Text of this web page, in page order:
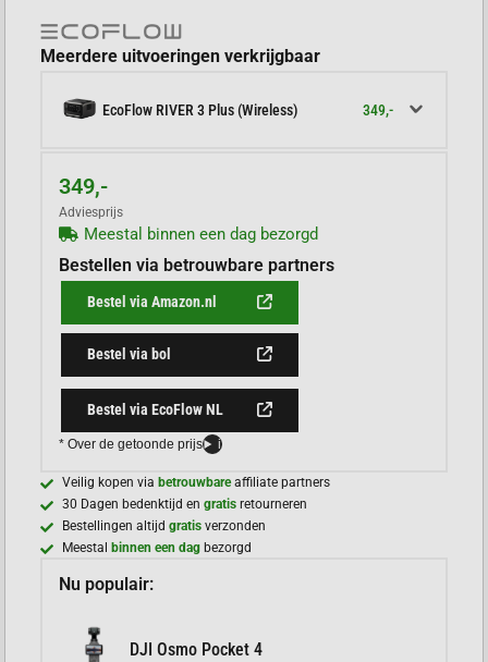
Meerdere uitvoeringen verkrijgbaar
EcoFlow RIVER 3 Plus (Wireless) 349,-
349,-
Adviesprijs
Meestal binnen een dag bezorgd
Bestellen via betrouwbare partners
Bestel via Amazon.nl
Bestel via bol
Bestel via EcoFlow NL
* Over de getoonde prijs i
Veilig kopen via betrouwbareaffiliate partners
30 Dagen bedenktijd engratis retourneren
Bestellingen altijdgratisverzonden
Meestal
binnen een dag bezorgd
Nu populair:
DJI Osmo Pocket 4